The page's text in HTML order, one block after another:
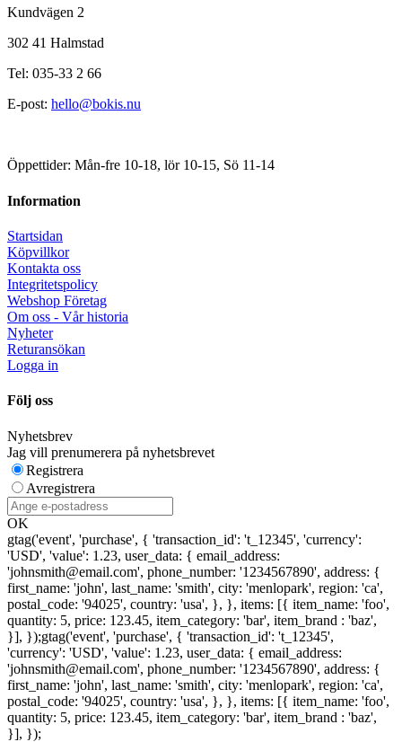
Kundvägen 2
302 41 Halmstad
Tel: 035-33 2 66
E-post: hello@bokis.nu
Öppettider: Mån-fre 10-18, lör 10-15, Sö 11-14
Information
Startsidan
Köpvillkor
Kontakta oss
Integritetspolicy
Webshop Företag
Om oss - Vår historia
Nyheter
Returansökan
Logga in
Följ oss
Nyhetsbrev
Jag vill prenumerera på nyhetsbrevet
Registrera
Avregistrera
OK
gtag('event', 'purchase', { 'transaction_id': 't_12345', 'currency':
'USD', 'value': 1.23, user_data: { email_address:
'johnsmith@email.com', phone_number: '1234567890', address: {
first_name: 'john', last_name: 'smith', city: 'menlopark', region: 'ca',
postal_code: '94025', country: 'usa', }, }, items: [{ item_name: 'foo',
quantity: 5, price: 123.45, item_category: 'bar', item_brand : 'baz',
}], });gtag('event', 'purchase', { 'transaction_id': 't_12345',
'currency': 'USD', 'value': 1.23, user_data: { email_address:
'johnsmith@email.com', phone_number: '1234567890', address: {
first_name: 'john', last_name: 'smith', city: 'menlopark', region: 'ca',
postal_code: '94025', country: 'usa', }, }, items: [{ item_name: 'foo',
quantity: 5, price: 123.45, item_category: 'bar', item_brand : 'baz',
}], });